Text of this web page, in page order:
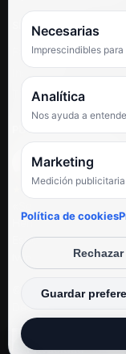
SÍGUENOS
Facebook
TikTok
PUNTUACIÓN DE
★★★★★
Hemos comprado
Espectacular,
Iván Rodríguez Ramos
© Electrodirecto
Necesarias
Imprescindibles
Analítica
Nos ayuda a
Marketing
Medición
Política de cookies
Rechazar
Guardar
Privacidad